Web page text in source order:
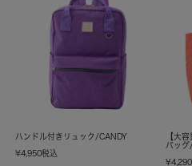
ハンドル付きリュック/CANDY
¥4,950税込
【大
バッグ
¥4,290